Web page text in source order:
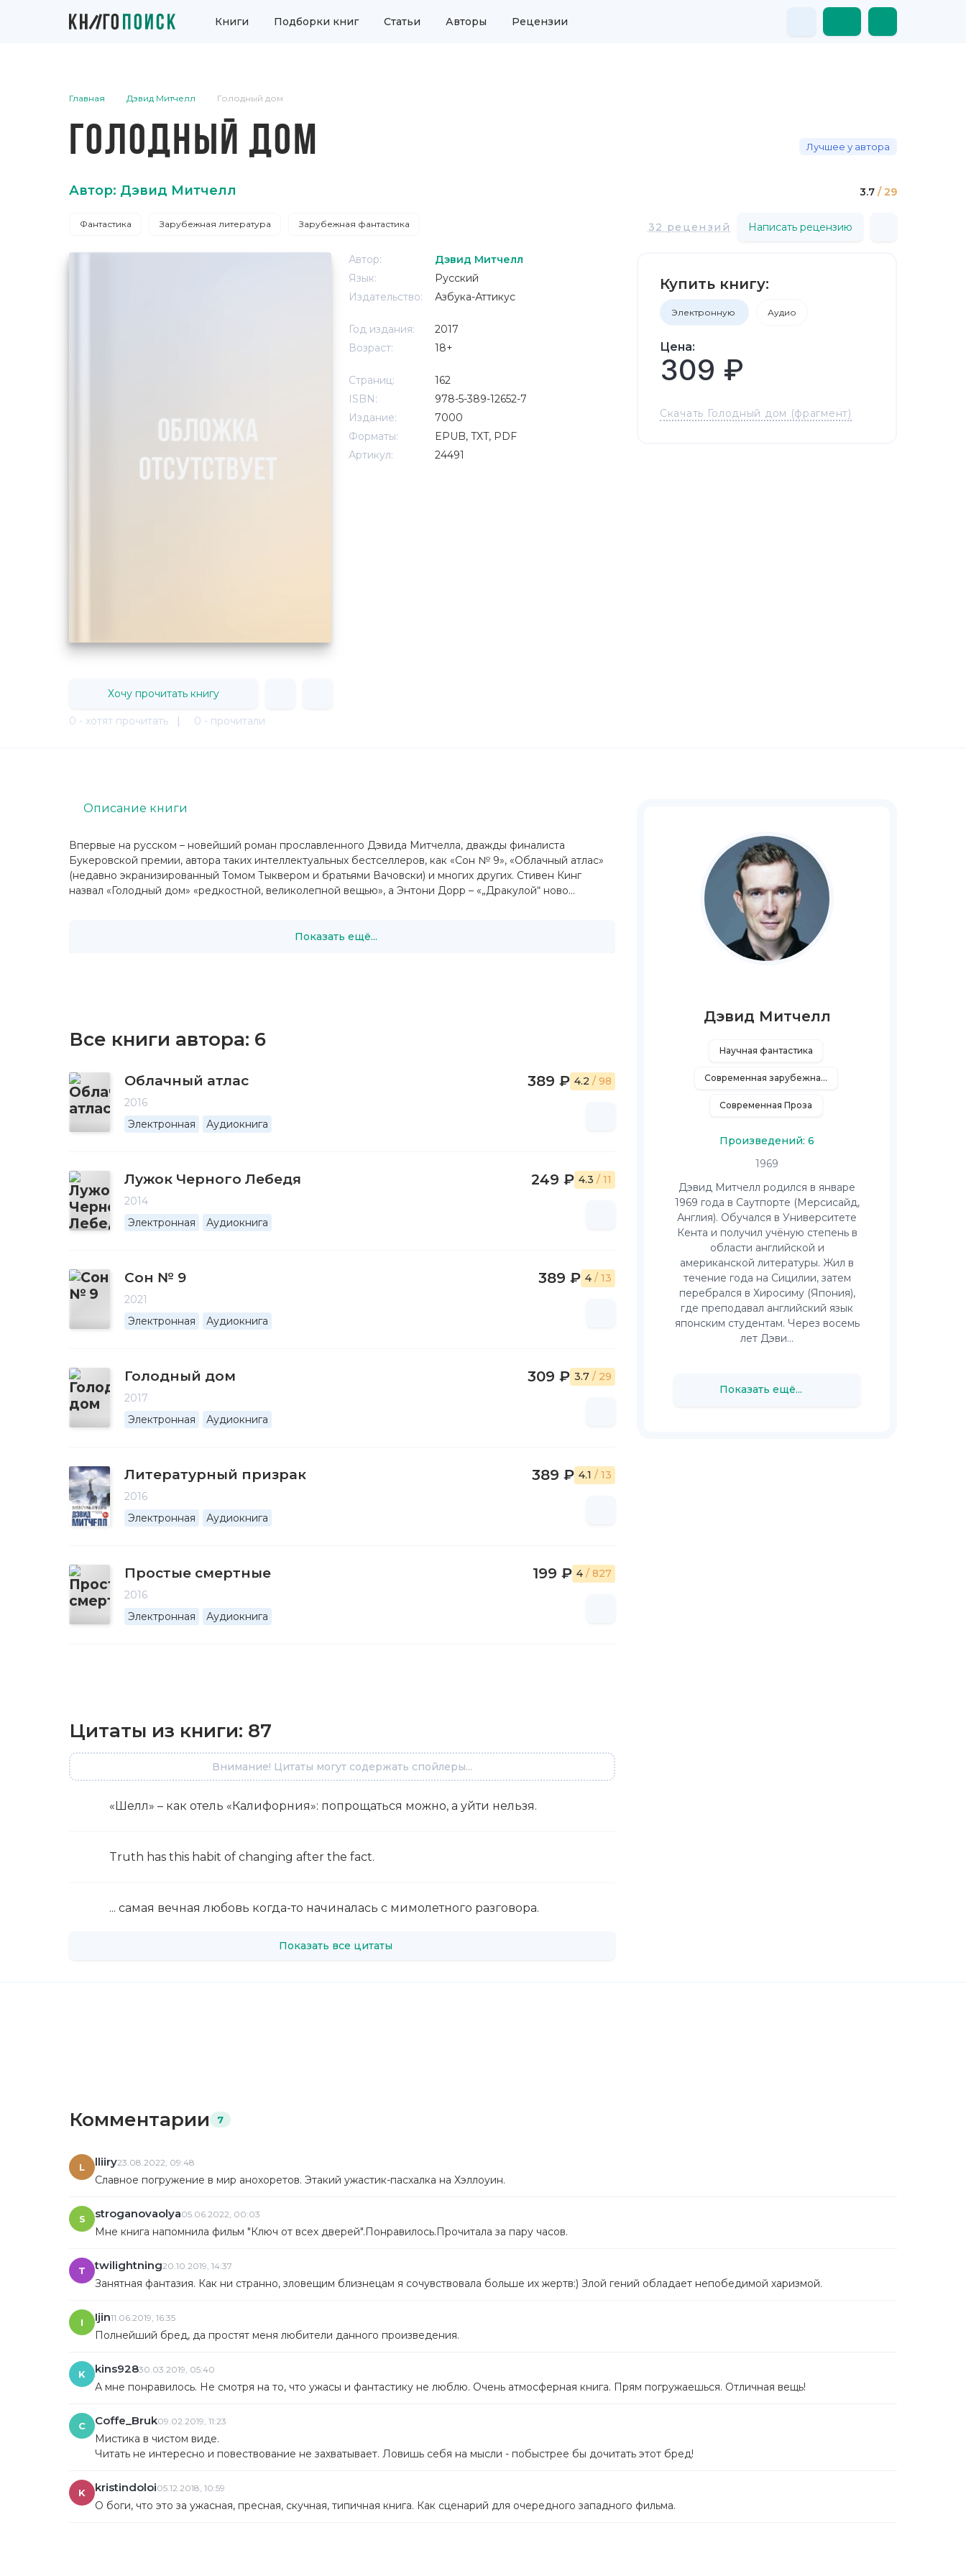
Книги Подборки книг Статьи Авторы Рецензии
Главная Дэвид Митчелл Голодный дом
ГОЛОДНЫЙ ДОМ Лучшее у автора
Автор: Дэвид Митчелл 3.7 / 29
Фантастика Зарубежная литература Зарубежная фантастика 32 рецензий Написать рецензию
Автор:
Дэвид Митчелл
Язык:
Русский
Издательство:
Азбука-Аттикус
Год издания:
2017
Возраст:
18+
Страниц:
162
ISBN:
978-5-389-12652-7
Издание:
7000
Форматы:
EPUB, TXT, PDF
Артикул:
24491
Купить книгу:
Электронную Аудио
Цена:
309 ₽
Скачать Голодный дом (фрагмент)
Хочу прочитать книгу
0 - хотят прочитать | 0 - прочитали
Впервые на русском – новейший роман прославленного Дэвида Митчелла, дважды финалиста
Букеровской премии, автора таких интеллектуальных бестселлеров, как «Сон № 9», «Облачный атлас»
(недавно экранизированный Томом Тыквером и братьями Вачовски) и многих других. Стивен Кинг
назвал «Голодный дом» «редкостной, великолепной вещью», а Энтони Дорр – «„Дракулой“ ново...
Показать ещё...
Описание книги
Все книги автора: 6
Облачный атлас
2016
Электронная
Аудиокнига
389 ₽ 4.2 / 98
Лужок Черного Лебедя
2014
Электронная
Аудиокнига
249 ₽ 4.3 / 11
Сон № 9
2021
Электронная
Аудиокнига
389 ₽ 4 / 13
Голодный дом
2017
Электронная
Аудиокнига
309 ₽ 3.7 / 29
Литературный призрак
2016
Электронная
Аудиокнига
389 ₽ 4.1 / 13
Простые смертные
2016
Электронная
Аудиокнига
199 ₽ 4 / 827
Цитаты из книги: 87
Внимание! Цитаты могут содержать спойлеры...
«Шелл» – как отель «Калифорния»: попрощаться можно, а уйти нельзя.
Truth has this habit of changing after the fact.
... самая вечная любовь когда-то начиналась с мимолетного разговора.
Показать все цитаты
Дэвид Митчелл
Научная фантастика
Современная зарубежная литература
Современная Проза
Произведений: 6
1969
Дэвид Митчелл родился в январе
1969 года в Саутпорте (Мерсисайд,
Англия). Обучался в Университете
Кента и получил учёную степень в
области английской и
американской литературы. Жил в
течение года на Сицилии, затем
перебрался в Хиросиму (Япония),
где преподавал английский язык
японским студентам. Через восемь
лет Дэви...
Показать ещё...
Комментарии 7
L lliiry23.08.2022, 09:48
Славное погружение в мир анохоретов. Этакий ужастик-пасхалка на Хэллоуин.
S stroganovaolya05.06.2022, 00:03
Мне книга напомнила фильм "Ключ от всех дверей".Понравилось.Прочитала за пару часов.
T twilightning20.10.2019, 14:37
Занятная фантазия. Как ни странно, зловещим близнецам я сочувствовала больше их жертв:) Злой гений обладает непобедимой харизмой.
I Ijin11.06.2019, 16:35
Полнейший бред, да простят меня любители данного произведения.
K kins92830.03.2019, 05:40
А мне понравилось. Не смотря на то, что ужасы и фантастику не люблю. Очень атмосферная книга. Прям погружаешься. Отличная вещь!
C Coffe_Bruk09.02.2019, 11:23
Мистика в чистом виде.
Читать не интересно и повествование не захватывает. Ловишь себя на мысли - побыстрее бы дочитать этот бред!
K kristindoloi05.12.2018, 10:59
О боги, что это за ужасная, пресная, скучная, типичная книга. Как сценарий для очередного западного фильма.